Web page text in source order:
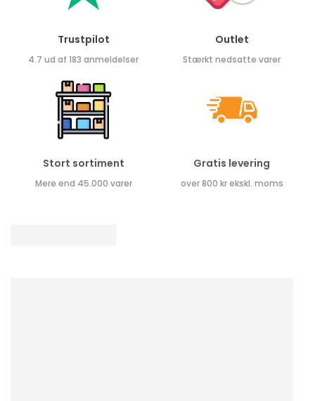
Trustpilot
4.7 ud af 183 anmeldelser
Outlet
Stærkt nedsatte varer
Stort sortiment
Mere end 45.000 varer
Gratis levering
over 800 kr ekskl. moms